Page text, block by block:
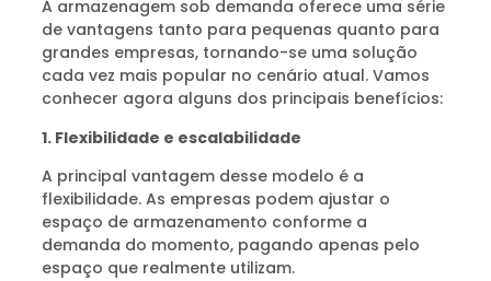
A armazenagem sob demanda oferece uma série
de vantagens tanto para pequenas quanto para
grandes empresas, tornando-se uma solução
cada vez mais popular no cenário atual. Vamos
conhecer agora alguns dos principais benefícios:
1. Flexibilidade e escalabilidade
A principal vantagem desse modelo é a
flexibilidade. As empresas podem ajustar o
espaço de armazenamento conforme a
demanda do momento, pagando apenas pelo
espaço que realmente utilizam.